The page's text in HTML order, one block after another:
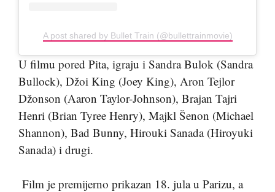
A post shared by Bullet Train (@bullettrainmovie)
U filmu pored Pita, igraju i Sandra Bulok (Sandra
Bullock), Džoi King (Joey King), Aron Tejlor
Džonson (Aaron Taylor-Johnson), Brajan Tajri
Henri (Brian Tyree Henry), Majkl Šenon (Michael
Shannon), Bad Bunny, Hirouki Sanada (Hiroyuki
Sanada) i drugi.
Film je premijerno prikazan 18. jula u Parizu, a